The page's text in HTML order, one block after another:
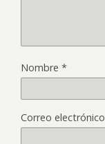
Nombre *
Correo electrónico